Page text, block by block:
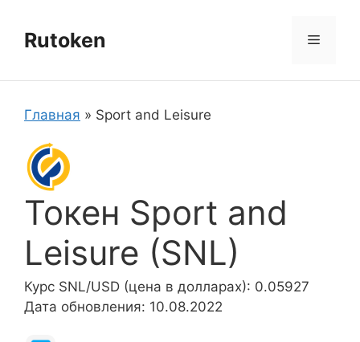
содержимому
Rutoken Меню
Главная » Sport and Leisure
Токен Sport and
Leisure (SNL)
Курс SNL/USD (цена в долларах): 0.05927
Дата обновления: 10.08.2022